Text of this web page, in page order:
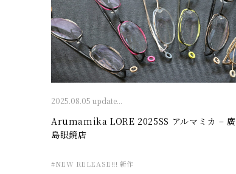
2025.08.05 update...
Arumamika LORE 2025SS アルマミカ – 廣
島眼鏡店
#NEW RELEASE!!! 新作